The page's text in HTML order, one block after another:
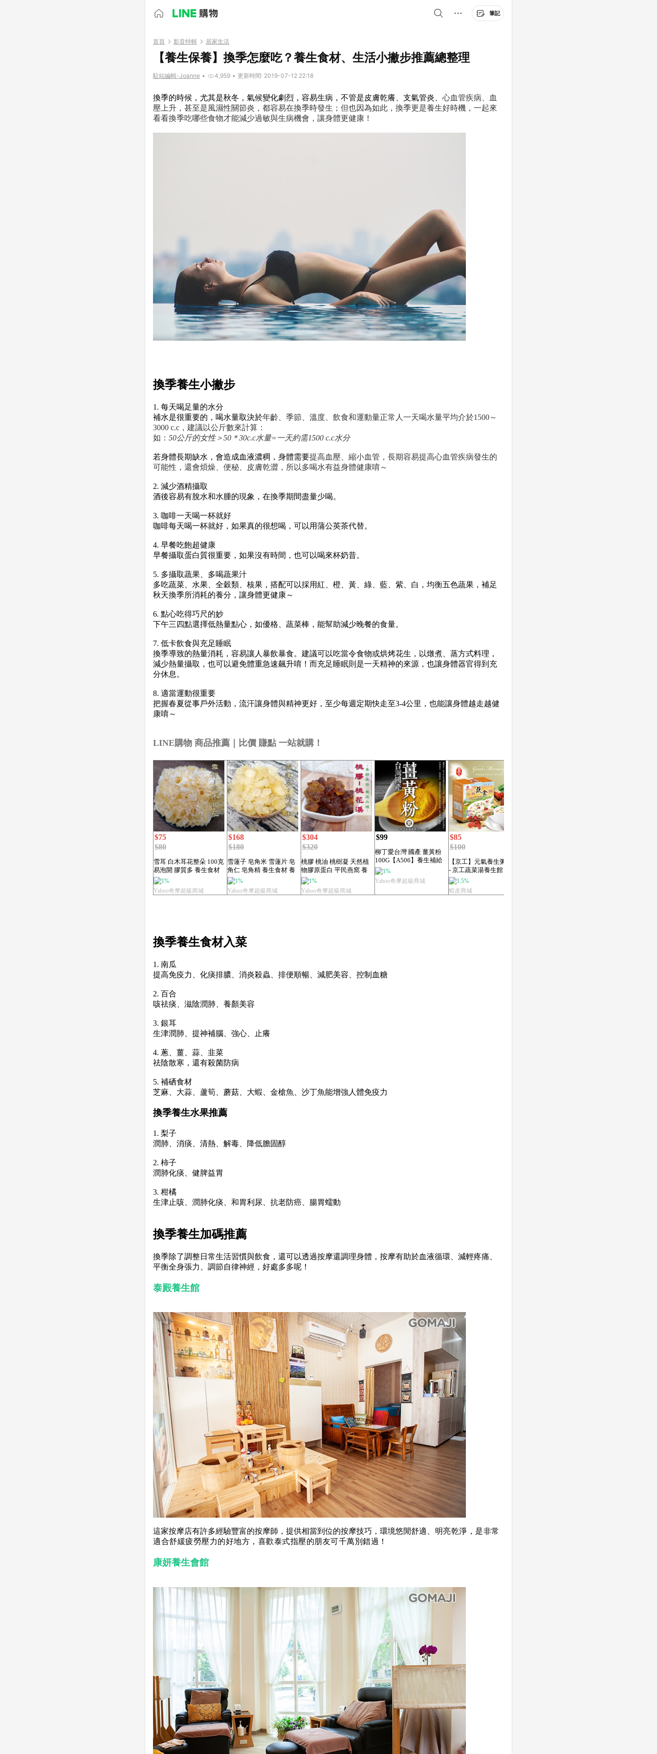
筆記
首頁 影音特輯 居家生活
【養生保養】換季怎麼吃？養生食材、生活小撇步推薦總整理
駐站編輯-Joanne • 4,959 • 更新時間: 2019-07-12 22:18
換季的時候，尤其是秋冬，氣候變化劇烈，容易生病，不管是皮膚乾癢、支氣管炎、 心血管疾病、血
壓上升，甚至是風濕性關節炎，都容易在換季時發生；但也因為如此，換季更是養生好時機，一起來
看看換季吃哪些食物才能減少過敏與生病機會，讓身體更健康！
換季養生小撇步
1. 每天喝足量的水分
補水是很重要的，喝水量取決於年齡、季節、溫度、飲食和運動量正常人一天喝水量平均介於1500～
3000 c.c，建議以公斤數來計算：
如： 50公斤的女性＞50＊30c.c水量=一天約需1500 c.c水分
若身體長期缺水，會造成血液濃稠，身體需要提高血壓、縮小血管，長期容易提高心血管疾病發生的
可能性，還會煩燥、便秘、皮膚乾澀，所以多喝水有益身體健康唷～
2. 減少酒精攝取
酒後容易有脫水和水腫的現象，在換季期間盡量少喝。
3. 咖啡一天喝一杯就好
咖啡每天喝一杯就好，如果真的很想喝，可以用蒲公英茶代替。
4. 早餐吃飽超健康
早餐攝取蛋白質很重要，如果沒有時間，也可以喝來杯奶昔。
5. 多攝取蔬果、多喝蔬果汁
多吃蔬菜 、水果、全穀類、核果，搭配可以採用紅、橙、黃、綠、藍、 紫、白，均衡五色蔬果，補足
秋天換季所消耗的養分，讓身體更健康～
6. 點心吃得巧尺的妙
下午三四點選擇低熱量點心，如優格、蔬菜棒，能幫助減少晚餐的食量。
7. 低卡飲食與充足睡眠
換季導致的熱量消耗，容易讓人暴飲暴食。建議可以吃當令食物或烘烤花生，以燉煮、蒸方式料理，
減少熱量攝取，也可以避免體重急速飆升唷！而充足睡眠則是一天精神的來源，也讓身體器官得到充
分休息。
8. 適當運動很重要
把握春夏從事戶外活動，流汗讓身體與精神更好，至少每週定期快走至3-4公里，也能讓身體越走越健
康唷～
LINE購物 商品推薦｜比價 賺點 一站就購！
嗨嗨
$75
$80
雪耳 白木耳花整朵 100克
易泡開 膠質多 養生食材
另售...
1%
Yahoo奇摩超級商城
$168
$180
雪蓮子 皂角米 雪蓮片 皂
角仁 皂角精 養生食材 養
顏美容 ...
1%
Yahoo奇摩超級商城
$304
$320
桃膠 桃油 桃樹凝 天然植
物膠原蛋白 平民燕窩 養
生食材 養...
1%
Yahoo奇摩超級商城
$99
柳丁愛台灣 國產 薑黃粉
100G【A506】養生補給
強身報...
1%
Yahoo奇摩超級商城
$85
$100
【京工】元氣養生粥(3入)
- 京工蔬菜湯養生館
1.5%
蝦皮商城
換季養生食材入菜
1. 南瓜
提高免疫力、 化痰排膿、 消炎殺蟲、 排便順暢、 減肥美容、 控制血糖
2. 百合
咳祛痰、滋陰潤肺、養顏美容
3. 銀耳
生津潤肺、提神補腦、強心、止癢
4. 蔥、薑、蒜、韭菜
祛陰散寒，還有殺菌防病
5. 補硒食材
芝麻、大蒜、蘆筍、蘑菇、大蝦、金槍魚、沙丁魚能增強人體免疫力
換季養生水果推薦
1. 梨子
潤肺、消痰、清熱、解毒、
降低膽固醇
2. 柿子
潤肺化痰、健脾益胃
3. 柑橘
生津止咳、潤肺化痰、和胃利尿、 抗老防癌、腸胃蠕動
換季養生加碼推薦
換季除了調整日常生活習慣與飲食，還可以透過按摩還調理身體，按摩有助於血液循環、減輕疼痛、
平衡全身張力、調節自律神經，好處多多呢！
泰殿養生館
這家按摩店有許多經驗豐富的按摩師，提供相當到位的按摩技巧，環境悠閒舒適 、明亮乾淨，是非常
適合舒緩疲勞壓力的好地方，喜歡泰式指壓的朋友可千萬別錯過！
康妍養生會館